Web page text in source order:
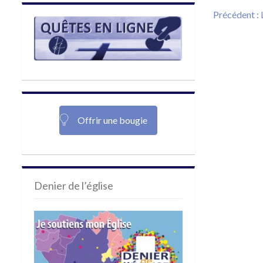
Offrir une bougie
Denier de l’église
de
Précédent :